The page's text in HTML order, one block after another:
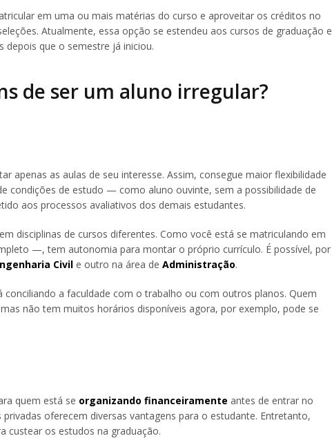
em uma ou mais matérias do curso e aproveitar os créditos no
Atualmente, essa opção se estendeu aos cursos de graduação e
depois que o semestre já iniciou.
de ser um aluno irregular?
apenas as aulas de seu interesse. Assim, consegue maior flexibilidade
condições de estudo — como aluno ouvinte, sem a possibilidade de
aos processos avaliativos dos demais estudantes.
disciplinas de cursos diferentes. Como você está se matriculando em
—, tem autonomia para montar o próprio currículo. É possível, por
Civil e outro na área de Administração.
conciliando a faculdade com o trabalho ou com outros planos. Quem
não tem muitos horários disponíveis agora, por exemplo, pode se
quem está se organizando financeiramente antes de entrar no
privadas oferecem diversas vantagens para o estudante. Entretanto,
custear os estudos na graduação.